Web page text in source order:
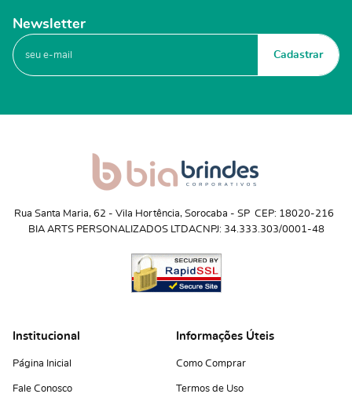
Newsletter
Cadastrar
Rua Santa Maria, 62 - Vila Hortência, Sorocaba - SP CEP: 18020-216
BIA ARTS PERSONALIZADOS LTDACNPJ: 34.333.303/0001-48
Institucional
Página Inicial
Fale Conosco
Informações Úteis
Como Comprar
Termos de Uso